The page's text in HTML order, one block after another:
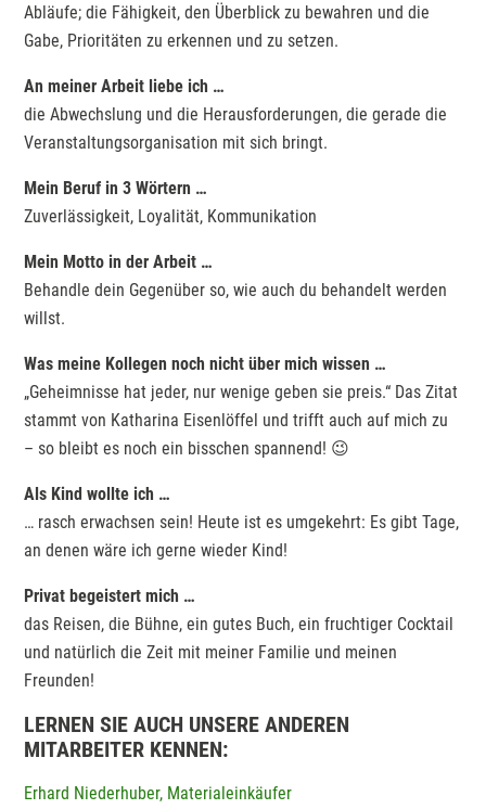
Abläufe; die Fähigkeit, den Überblick zu bewahren und die
Gabe, Prioritäten zu erkennen und zu setzen.
An meiner Arbeit liebe ich …
die Abwechslung und die Herausforderungen, die gerade die
Veranstaltungsorganisation mit sich bringt.
Mein Beruf in 3 Wörtern …
Zuverlässigkeit, Loyalität, Kommunikation
Mein Motto in der Arbeit …
Behandle dein Gegenüber so, wie auch du behandelt werden
willst.
Was meine Kollegen noch nicht über mich wissen …
„Geheimnisse hat jeder, nur wenige geben sie preis.“ Das Zitat
stammt von Katharina Eisenlöffel und trifft auch auf mich zu
– so bleibt es noch ein bisschen spannend! 😉
Als Kind wollte ich …
… rasch erwachsen sein! Heute ist es umgekehrt: Es gibt Tage,
an denen wäre ich gerne wieder Kind!
Privat begeistert mich …
das Reisen, die Bühne, ein gutes Buch, ein fruchtiger Cocktail
und natürlich die Zeit mit meiner Familie und meinen
Freunden!
LERNEN SIE AUCH UNSERE ANDEREN
MITARBEITER KENNEN:
Erhard Niederhuber, Materialeinkäufer